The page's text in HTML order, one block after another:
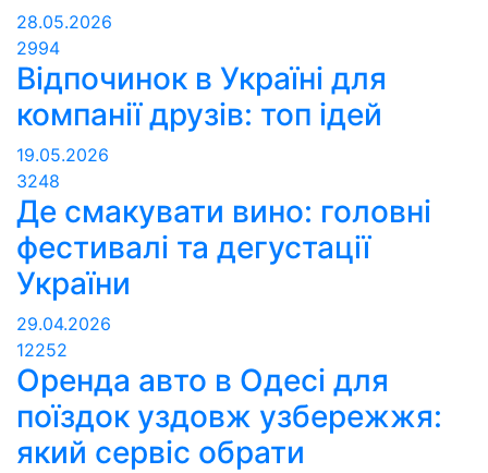
28.05.2026
2994
Відпочинок в Україні для
компанії друзів: топ ідей
19.05.2026
3248
Де смакувати вино: головні
фестивалі та дегустації
України
29.04.2026
12252
Оренда авто в Одесі для
поїздок уздовж узбережжя:
який сервіс обрати